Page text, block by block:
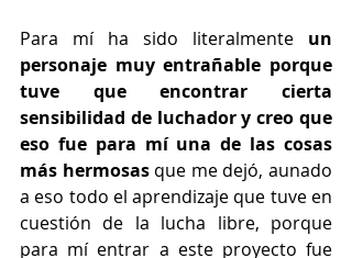
Para mí ha sido literalmente un
personaje muy entrañable porque
tuve que encontrar cierta
sensibilidad de luchador y creo que
eso fue para mí una de las cosas
más hermosas que me dejó, aunado
a eso todo el aprendizaje que tuve en
cuestión de la lucha libre, porque
para mí entrar a este proyecto fue